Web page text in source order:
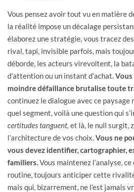
Vous pensez avoir tout vu en matière
la réalité impose un décalage
élaborez une stratégie, vous tracez
rival, tapi, invisible parfois, mais
déborde, les acteurs virevoltent, la
d’attention ou un instant d’achat.Vous
moindre défaillance brutalise toute
continuez le dialogue avec ce paysage
quel segment, voilà une question qui
certitudes tanguent, et là, le null surgit,
l’architecture de vos choix.Vous ne
vous devez identifier, cartographier,
familiers.Vous maintenez l’analyse,
routine, toujours anticiper cette
mais qui, bizarrement, ne l’est jamais